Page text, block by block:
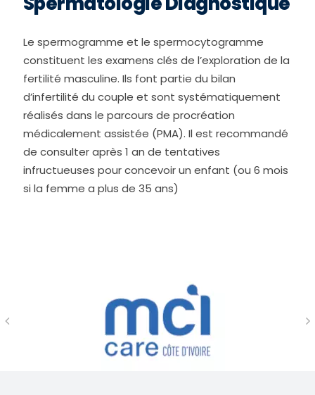
Le spermogramme et le spermocytogramme
constituent les examens clés de l’exploration de la
fertilité masculine. Ils font partie du bilan
d’infertilité du couple et sont systématiquement
réalisés dans le parcours de procréation
médicalement assistée (PMA). Il est recommandé
de consulter après 1 an de tentatives
infructueuses pour concevoir un enfant (ou 6 mois
si la femme a plus de 35 ans)